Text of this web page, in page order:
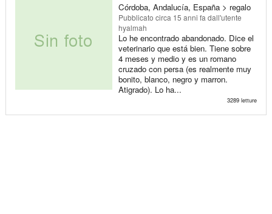
Córdoba, Andalucía, España > regalo
Pubblicato circa 15 anni fa dall'utente
hyalmah
Lo he encontrado abandonado. Dice el
veterinario que está bien. Tiene sobre
4 meses y medio y es un romano
cruzado con persa (es realmente muy
bonito, blanco, negro y marron.
Atigrado). Lo ha...
3289 letture